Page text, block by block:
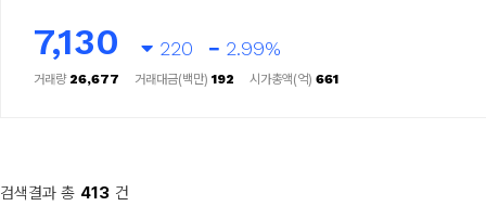
7,130 220 2.99%
거래량 26,677 거래대금(백만) 192 시가총액(억) 661
검색결과 총 413 건